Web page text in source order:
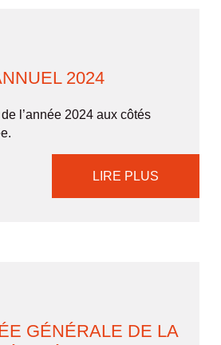
2024
l’année 2024 aux côtés
LIRE PLUS
GÉNÉRALE DE LA